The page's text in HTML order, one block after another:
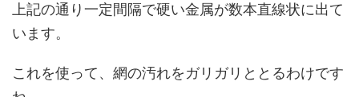
上記の通り一定間隔で硬い金属が数本直線状に出て
います。
これを使って、網の汚れをガリガリととるわけです